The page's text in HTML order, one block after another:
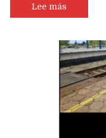
vía
libre
demanda
contra
Apple
por
monopolio
de
Lee más